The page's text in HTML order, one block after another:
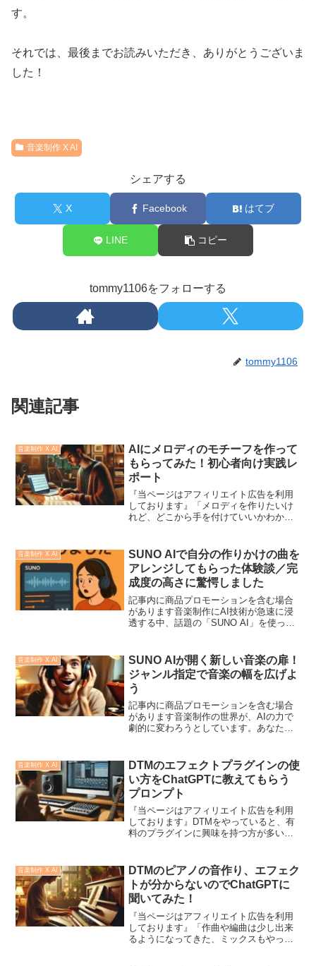
す。
それでは、最後までお読みいただき、ありがとうございま
した！
音楽制作 X AI
シェアする
X Facebook はてブ
LINE コピー
tommy1106をフォローする
tommy1106
関連記事
音楽制作 X AI
AIにメロディのモチーフを作って
もらってみた！初心者向け実践レ
ポート
『当ページはアフィリエイト広告を利用
しております』「メロディを作りたいけ
れど、どこから手を付けていいかわから
特に作曲初心者にとって、メロディ作り
は楽しみでもあり、大きな...
音楽制作 X AI
SUNO AIで自分の作りかけの曲を
アレンジしてもらった体験談／完
成度の高さに驚愕しました
記事内に商品プロモーションを含む場合
があります音楽制作にAI技術が急速に浸
透する中、話題の「SUNO AI」を使って
らうという新しい試みです。果たしてど
こまで自分のア...
音楽制作 X AI
SUNO AIが開く新しい音楽の扉！
ジャンル指定で音楽の幅を広げよ
う
記事内に商品プロモーションを含む場合
があります音楽制作の世界が、AIの力で
劇的に変わろうとしています。あなた
悩んでいませんか？私事ですが、私は昔
から聴くジャンルにすごく偏...
音楽制作 X AI
DTMのエフェクトプラグインの使
い方をChatGPTに教えてもらう
プロンプト
『当ページはアフィリエイト広告を利用
しております』DTMをやっていると、有
料のプラグインに興味を持つ方が多いと
ラグインを購入する際にバンドルで他の
プラグインが一緒になっ...
音楽制作 X AI
DTMのピアノの音作り、エフェク
トが分からないのでChatGPTに
聞いてみた！
『当ページはアフィリエイト広告を利用
しております』「作曲や編曲は少し出来
るようになってきた、ミックスもやって